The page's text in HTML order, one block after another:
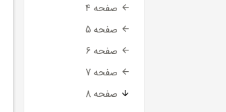
صفحه 4
صفحه 5
صفحه 6
صفحه 7
صفحه 8